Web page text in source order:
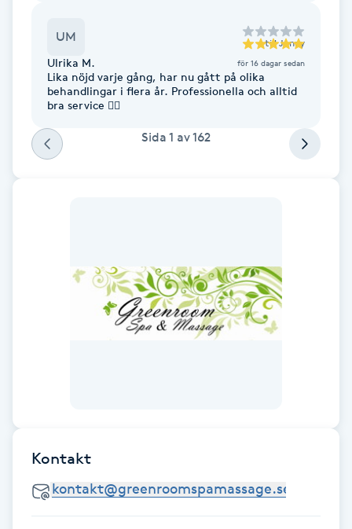
Frekvensterapi
Friskvård
Gellack
Gellack med förstärkning
UM till Jenny
Ulrika M. för 16 dagar sedan
Lika nöjd varje gång, har nu gått på olika
behandlingar i flera år. Professionella och alltid
bra service 👌🏼
Sida 1 av162
Kontakt